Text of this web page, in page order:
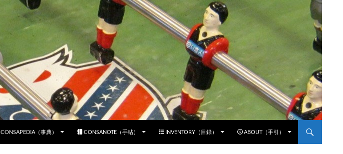
CONSAPEDIA（事典）
CONSANOTE（手帖） INVENTORY（目録） ABOUT（手引）